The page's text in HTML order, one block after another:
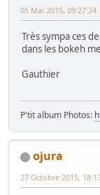
05 Mai 2015, 09:27:24
Très sympa ces
dans les bokeh
Gauthier
P'tit album Photos:
ojura
27 Octobre 2015,